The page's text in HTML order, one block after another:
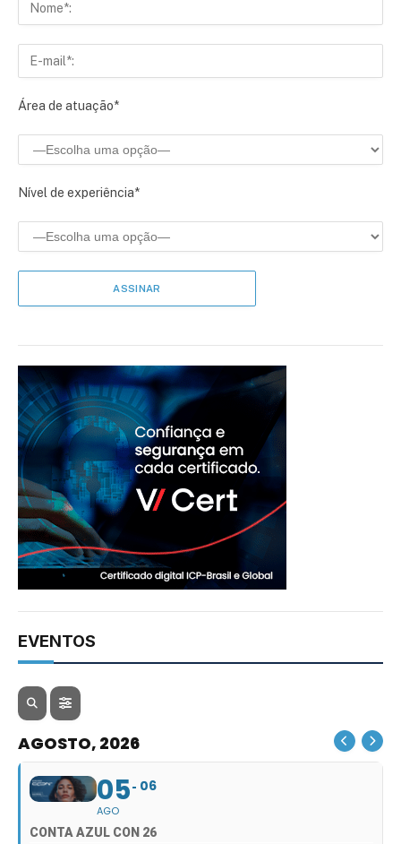
Área de atuação*
Nível de experiência*
EVENTOS
AGOSTO, 2026
05
AGO
06
CONTA AZUL CON 26